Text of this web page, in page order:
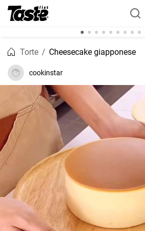
Torte Cheesecake giapponese
cookinstar